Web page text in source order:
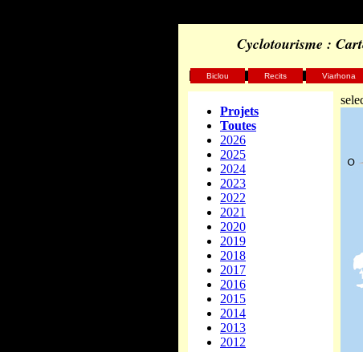
Cyclotourisme :
Projets
Toutes
2026
2025
2024
2023
2022
2021
2020
2019
2018
2017
2016
2015
2014
2013
2012
Biclou Recits Viarhona